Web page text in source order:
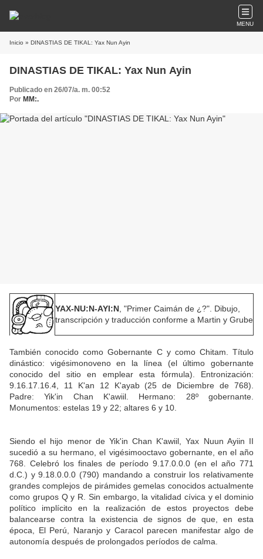
MENU
Inicio » DINASTIAS DE TIKAL: Yax Nun Ayin
DINASTIAS DE TIKAL: Yax Nun Ayin
Publicado en 26/07/a. m. 00:52
Por MM:.
YAX-NU:N-AYI:N , "Primer Caimán de ¿?". Dibujo,
transcripción y traducción conforme a Martin y Grube
También conocido como Gobernante C y como Chitam. Título
dinástico: vigésimonoveno en la línea (el último gobernante
conocido del sitio en emplear esta fórmula). Entronización:
9.16.17.16.4, 11 K'an 12 K'ayab (25 de Diciembre de 768).
Padre: Yik'in Chan K'awiil. Hermano: 28º gobernante.
Monumentos: estelas 19 y 22; altares 6 y 10.
Siendo el hijo menor de Yik'in Chan K'awiil, Yax Nuun Ayiin II
sucedió a su hermano, el vigésimooctavo gobernante, en el año
768. Celebró los finales de período 9.17.0.0.0 (en el año 771
d.C.) y 9.18.0.0.0 (790) mandando a construir los relativamente
grandes complejos de pirámides gemelas conocidos actualmente
como grupos Q y R. Sin embargo, la vitalidad cívica y el dominio
político implícito en la realización de estos proyectos debe
balancearse contra la existencia de signos de que, en esta
época, El Perú, Naranjo y Caracol parecen manifestar algo de
autonomía después de prolongados períodos de calma.